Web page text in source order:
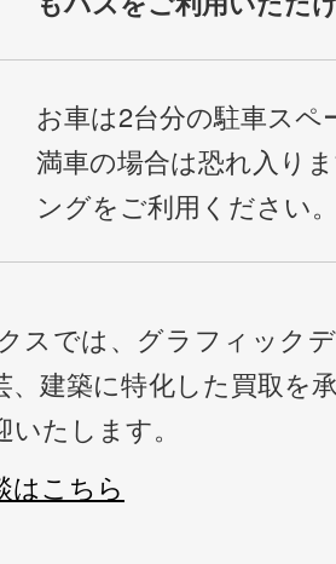
お車は2台分の駐車ス
満車の場合は恐れ入り
ングをご利用ください
スでは、グラフィック
、建築に特化した買取を
たします。
はこちら